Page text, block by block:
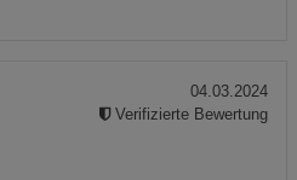
04.03.2024
Verifizierte Bewertung